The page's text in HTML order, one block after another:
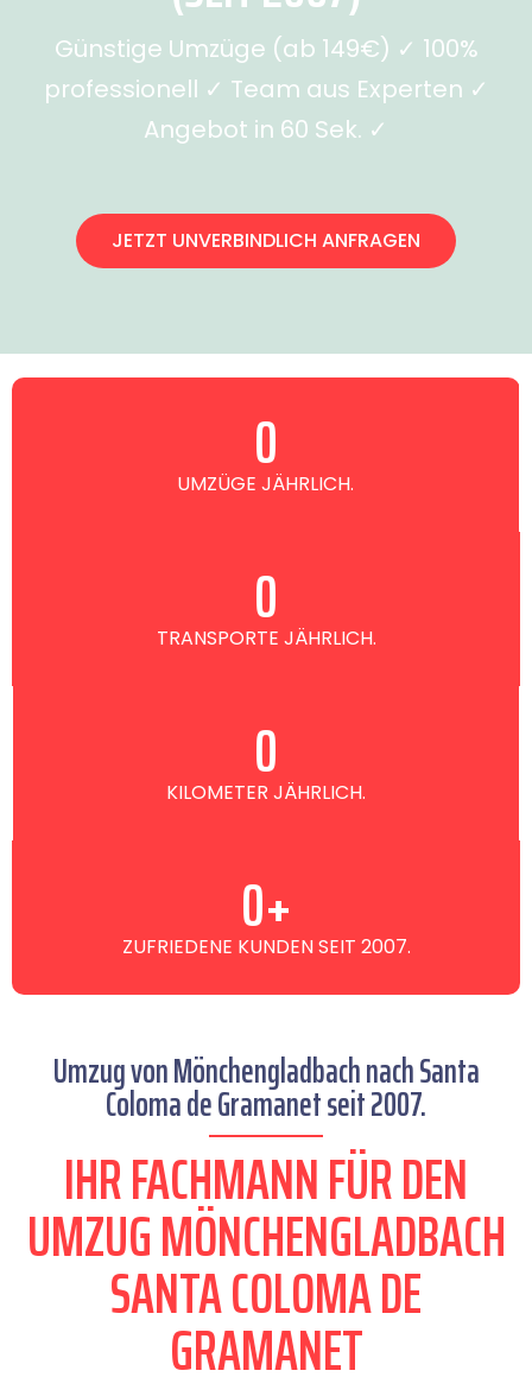
Günstige Umzüge (ab 149€) ✓ 100%
professionell ✓ Team aus Experten ✓
Angebot in 60 Sek. ✓
JETZT UNVERBINDLICH ANFRAGEN
UMZÜGE JÄHRLICH.
0
TRANSPORTE JÄHRLICH.
0
KILOMETER JÄHRLICH.
0
ZUFRIEDENE KUNDEN SEIT 2007.
0+
Umzug von Mönchengladbach nach Santa
Coloma de Gramanet seit 2007.
IHR FACHMANN FÜR DEN
UMZUG MÖNCHENGLADBACH
SANTA COLOMA DE
GRAMANET